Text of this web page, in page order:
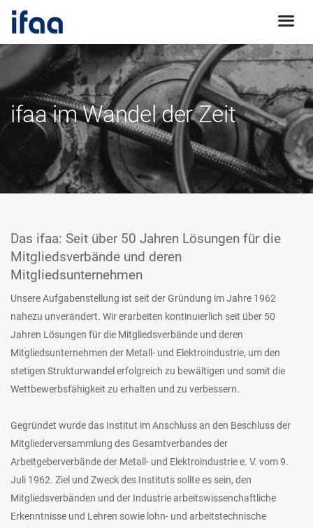
ifaa im Wandel der Zeit
Das ifaa: Seit über 50 Jahren Lösungen für die
Mitgliedsverbände und deren
Mitgliedsunternehmen
Unsere Aufgabenstellung ist seit der Gründung im Jahre 1962
nahezu unverändert. Wir erarbeiten kontinuierlich seit über 50
Jahren Lösungen für die Mitgliedsverbände und deren
Mitgliedsunternehmen der Metall- und Elektroindustrie, um den
stetigen Strukturwandel erfolgreich zu bewältigen und somit die
Wettbewerbsfähigkeit zu erhalten und zu verbessern.
Gegründet wurde das Institut im Anschluss an den Beschluss der
Mitgliederversammlung des Gesamtverbandes der
Arbeitgeberverbände der Metall- und Elektroindustrie e. V. vom 9.
Juli 1962. Ziel und Zweck des Instituts sollte es sein, den
Mitgliedsverbänden und der Industrie arbeitswissenchaftliche
Erkenntnisse und Lehren sowie lohn- und arbeitstechnische